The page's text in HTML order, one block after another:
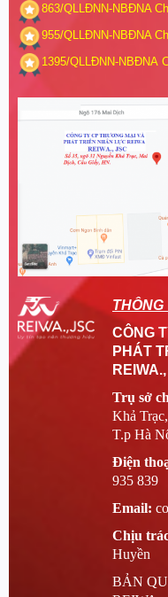
863/QLLĐNN-NBĐNA
955/QLLĐNN-NBĐNA
1395/QLLĐNN-NBĐNA
THÔNG
CÔNG
PHÁT
Trụ sở
Khả
T.p Hà
Điện
935 839
Email:
Chịu
Huyền
BẢN